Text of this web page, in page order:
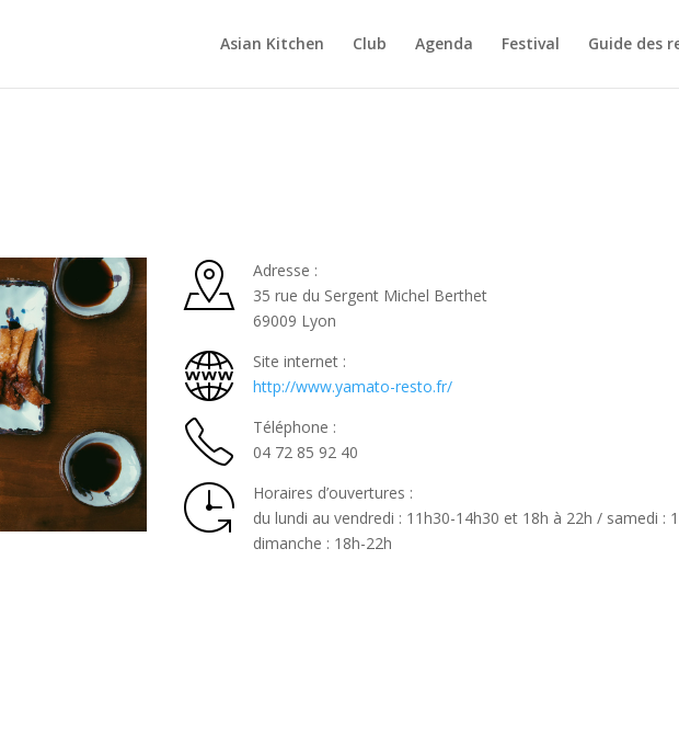
Asian Kitchen Club Agenda Festival Guide des
Adresse :
35 rue du Sergent Michel Berthet
69009 Lyon
Site internet :
http://www.yamato-resto.fr/
Téléphone :
04 72 85 92 40
Horaires d’ouvertures :
du lundi au vendredi : 11h30-14h30 et 18h à 22h / samedi :
dimanche : 18h-22h